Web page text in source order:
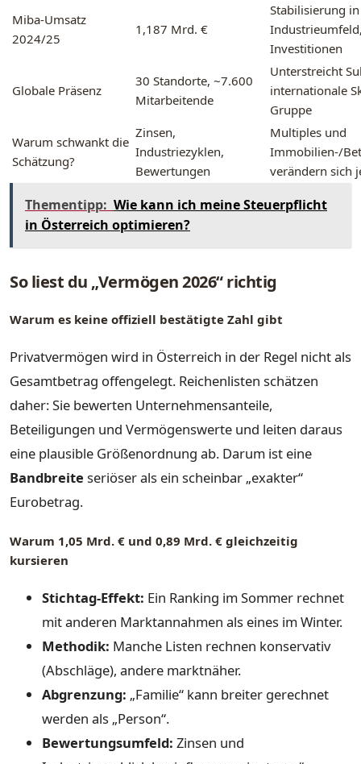
Miba-Umsatz
2024/25
1,187 Mrd. €
Stabilisierung
Investitionen
Globale Präsenz
30 Standorte, ~7.600
Mitarbeitende
Unterstreicht
internationale
Gruppe
Warum schwankt die
Schätzung?
Zinsen,
Industriezyklen,
Bewertungen
Multiples und
Immobilien-/
verändern sich
Thementipp: Wie kann ich meine Steuerpflicht
in Österreich optimieren?
So liest du „Vermögen 2026“ richtig
Warum es keine offiziell bestätigte Zahl gibt
Privatvermögen wird in Österreich in der Regel nicht als
Gesamtbetrag offengelegt. Reichenlisten schätzen
daher: Sie bewerten Unternehmensanteile,
Beteiligungen und Vermögenswerte und leiten daraus
eine plausible Größenordnung ab. Darum ist eine
Bandbreite seriöser als ein scheinbar „exakter“
Eurobetrag.
Warum 1,05 Mrd. € und 0,89 Mrd. € gleichzeitig
kursieren
Stichtag-Effekt: Ein Ranking im Sommer rechnet
mit anderen Marktannahmen als eines im Winter.
Methodik: Manche Listen rechnen konservativ
(Abschläge), andere marktnäher.
Abgrenzung: „Familie“ kann breiter gerechnet
werden als „Person“.
Bewertungsumfeld: Zinsen und